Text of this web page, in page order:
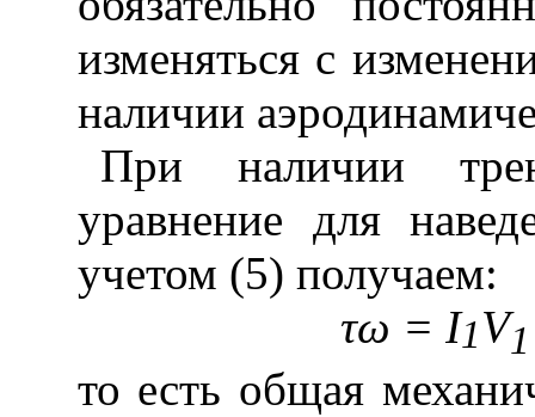
изменяться с
наличии
При наличии
уравнение для
учетом (5) получаем:
τω = I1V1
то есть общая